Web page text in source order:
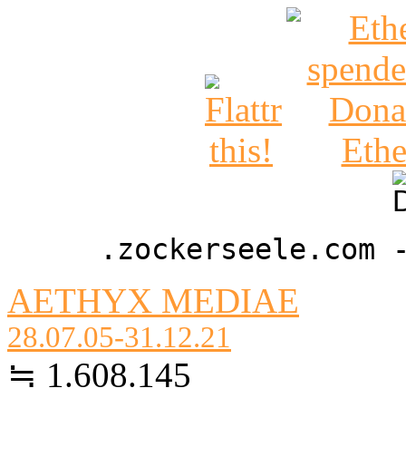
AETHYX MEDIAE
28.07.05-31.12.21
≒ 1.608.145